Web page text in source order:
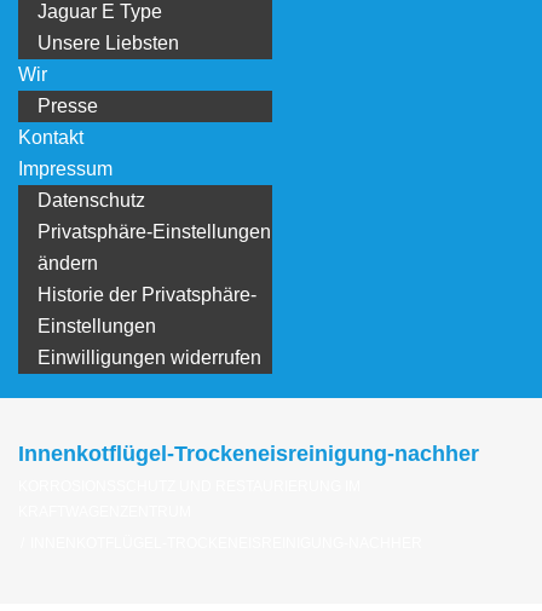
Jaguar E Type
Unsere Liebsten
Wir
Presse
Kontakt
Impressum
Datenschutz
Privatsphäre-Einstellungen
ändern
Historie der Privatsphäre-
Einstellungen
Einwilligungen widerrufen
Innenkotflügel-Trockeneisreinigung-nachher